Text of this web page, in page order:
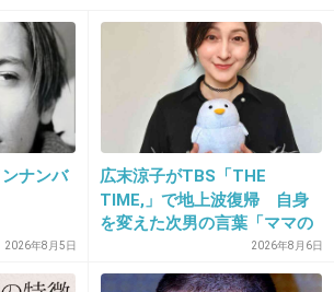
があけたくて
十歳になったら大人だから良いよ
ったらピアスあけようと思っていたら
イヤリングをプレゼントされました
てないし一生あけるつもりもありませ
+8 -4
ナンバ
2026年8月5日
広末涼子がTBS「THE
TIME,」で地上波復帰 自身
を変えた次男の言葉「ママの
ファンの人なら、知りたいん
じゃないか」
2026年8月6日